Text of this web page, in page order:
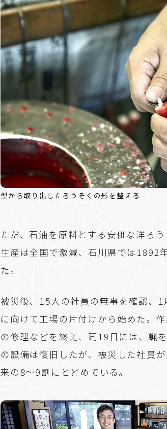
型から取り出したろうそくの形を整える
ただ、石油を原料とする安価な洋ろ
生産は全国で激減、石川県では1892
た。
被災後、15人の社員の無事を確認、
に向けて工場の片付けから始めた。
の修理などを終え、同19日には、蝋
の設備は復旧したが、被災した社員
来の8～9割にとどめている。